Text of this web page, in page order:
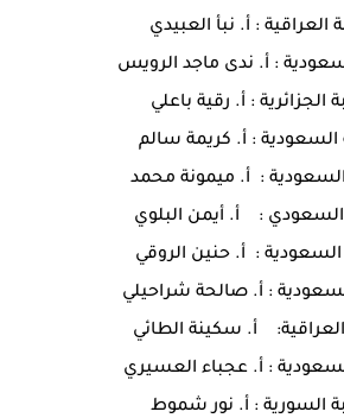
العراقية : أ. نبأ العبيدي
: أ. ندى ماجد الرويس
الجزائرية : أ. رقية باعلي
السعودية : أ. كريمة سالم
السعودية : أ. ميمونة محمد
السعودي : أ. أيمن البلوي
السعودية : أ. حنين الروقي
: أ. صالحة شراحيلي
العراقية: أ. سكينة الطائي
: أ. عجباء العسيري
السورية : أ. نور شموط